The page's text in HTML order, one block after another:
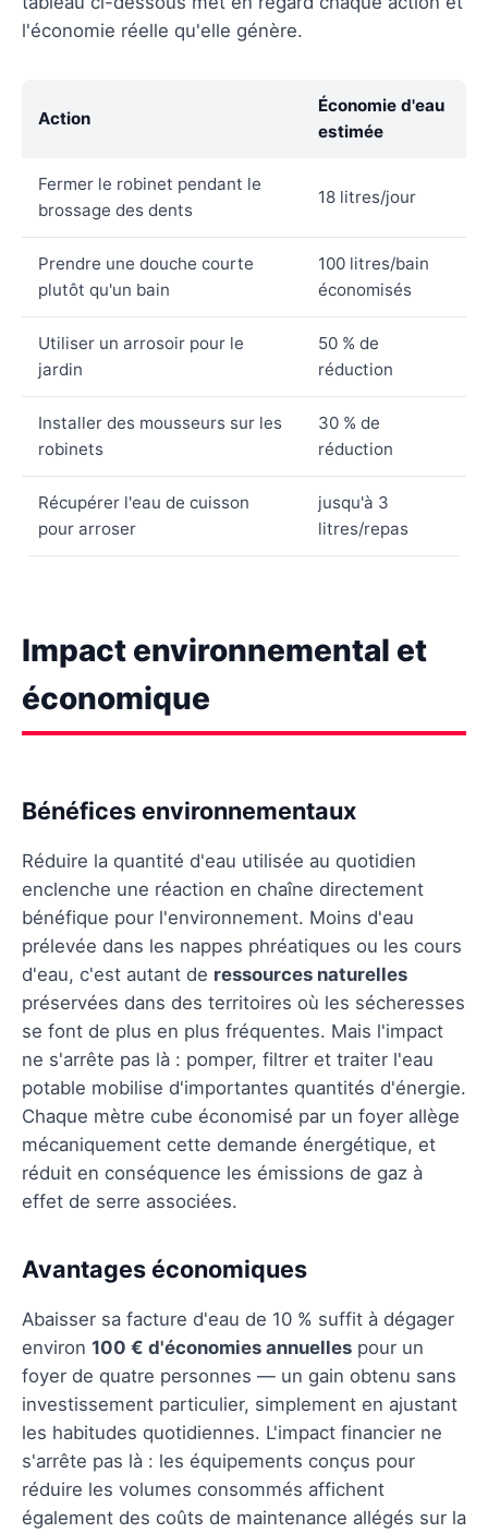
l'économie réelle qu'elle génère.
Action
Économie d'eau
estimée
Fermer le robinet pendant le
brossage des dents
18 litres/jour
Prendre une douche courte
plutôt qu'un bain
100 litres/bain
économisés
Utiliser un arrosoir pour le
jardin
50 % de
réduction
Installer des mousseurs sur les
robinets
30 % de
réduction
Récupérer l'eau de cuisson
pour arroser
jusqu'à 3
litres/repas
Impact environnemental et
économique
Bénéfices environnementaux
Réduire la quantité d'eau utilisée au quotidien
enclenche une réaction en chaîne directement
bénéfique pour l'environnement. Moins d'eau
prélevée dans les nappes phréatiques ou les cours
d'eau, c'est autant de ressources naturelles
préservées dans des territoires où les sécheresses
se font de plus en plus fréquentes. Mais l'impact
ne s'arrête pas là : pomper, filtrer et traiter l'eau
potable mobilise d'importantes quantités d'énergie.
Chaque mètre cube économisé par un foyer allège
mécaniquement cette demande énergétique, et
réduit en conséquence les émissions de gaz à
effet de serre associées.
Avantages économiques
Abaisser sa facture d'eau de 10 % suffit à dégager
environ 100 € d'économies annuelles pour un
foyer de quatre personnes — un gain obtenu sans
investissement particulier, simplement en ajustant
les habitudes quotidiennes. L'impact financier ne
s'arrête pas là : les équipements conçus pour
réduire les volumes consommés affichent
également des coûts de maintenance allégés sur la